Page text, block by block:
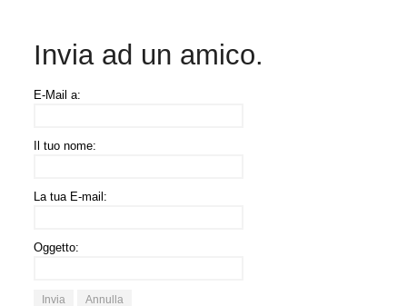
Invia ad un amico.
E-Mail a:
Il tuo nome:
La tua E-mail:
Oggetto:
Invia Annulla